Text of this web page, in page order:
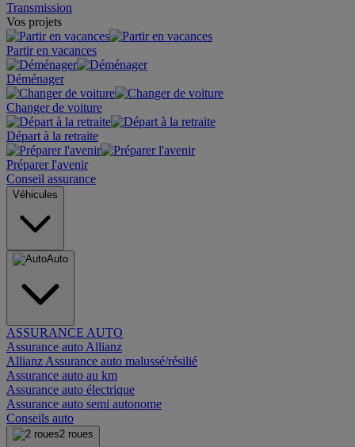
Transmission
Vos projets
Partir en vacances
Déménager
Changer de voiture
Départ à la retraite
Préparer l'avenir
Conseil assurance
Véhicules
Auto
ASSURANCE AUTO
Assurance auto Allianz
Allianz Assurance auto malussé/résilié
Assurance auto au km
Assurance auto électrique
Assurance auto semi autonome
Conseils auto
2 roues